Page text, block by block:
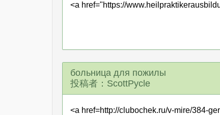
<a href="https://
больница для пожилы
投稿者：ScottPycle
<a href=http://clubochek.ru/v-mire/384-